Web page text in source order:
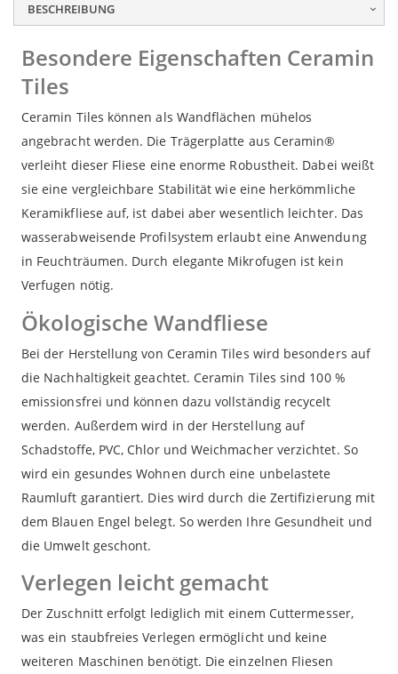
BESCHREIBUNG
Besondere Eigenschaften Ceramin
Tiles
Ceramin Tiles können als Wandflächen mühelos
angebracht werden. Die Trägerplatte aus Ceramin®
verleiht dieser Fliese eine enorme Robustheit. Dabei weißt
sie eine vergleichbare Stabilität wie eine herkömmliche
Keramikfliese auf, ist dabei aber wesentlich leichter. Das
wasserabweisende Profilsystem erlaubt eine Anwendung
in Feuchträumen. Durch elegante Mikrofugen ist kein
Verfugen nötig.
Ökologische Wandfliese
Bei der Herstellung von Ceramin Tiles wird besonders auf
die Nachhaltigkeit geachtet. Ceramin Tiles sind 100 %
emissionsfrei und können dazu vollständig recycelt
werden. Außerdem wird in der Herstellung auf
Schadstoffe, PVC, Chlor und Weichmacher verzichtet. So
wird ein gesundes Wohnen durch eine unbelastete
Raumluft garantiert. Dies wird durch die Zertifizierung mit
dem Blauen Engel belegt. So werden Ihre Gesundheit und
die Umwelt geschont.
Verlegen leicht gemacht
Der Zuschnitt erfolgt lediglich mit einem Cuttermesser,
was ein staubfreies Verlegen ermöglicht und keine
weiteren Maschinen benötigt. Die einzelnen Fliesen